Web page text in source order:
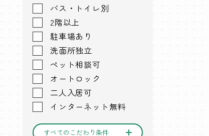
バス・トイレ別
2階以上
駐車場あり
洗面所独立
ペット相談可
オートロック
二人入居可
インターネット無料
すべてのこだわり条件